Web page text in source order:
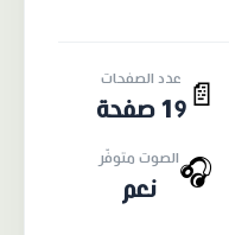
📄
عدد الصفحات
19 صفحة
🎧الصوت متوفّر
نعم